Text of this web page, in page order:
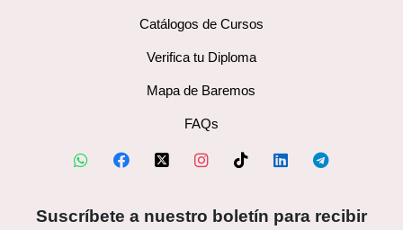
Catálogos de Cursos
Verifica tu Diploma
Mapa de Baremos
FAQs
Suscríbete a nuestro boletín para recibir